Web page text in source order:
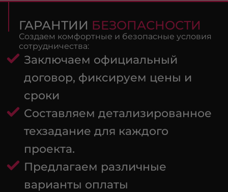
ГАРАНТИИ БЕЗОПАСНОСТИ
Создаем комфортные и безопасные условия
сотрудничества:
Заключаем официальный
договор, фиксируем цены и
сроки
Составляем детализированное
техзадание для каждого
проекта.
Предлагаем различные
варианты оплаты